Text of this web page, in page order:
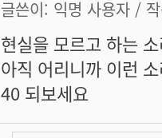
글쓴이: 익명 사용자 /
현실을 모르고 하는
아직 어리니까 이런
40 되보세요